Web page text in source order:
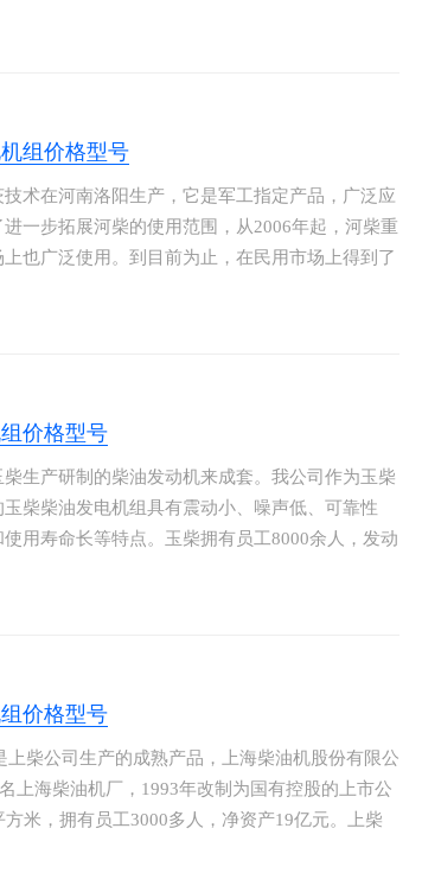
组价格型号
术在河南洛阳生产，它是军工指定产品，广泛应
一步拓展河柴的使用范围，从2006年起，河柴重
也广泛使用。到目前为止，在民用市场上得到了
价格型号
生产研制的柴油发动机来成套。我公司作为玉柴
柴柴油发电机组具有震动小、噪声低、可靠性
用寿命长等特点。玉柴拥有员工8000余人，发动
价格型号
上柴公司生产的成熟产品，上海柴油机股份有限公
上海柴油机厂，1993年改制为国有控股的上市公
米，拥有员工3000多人，净资产19亿元。上柴